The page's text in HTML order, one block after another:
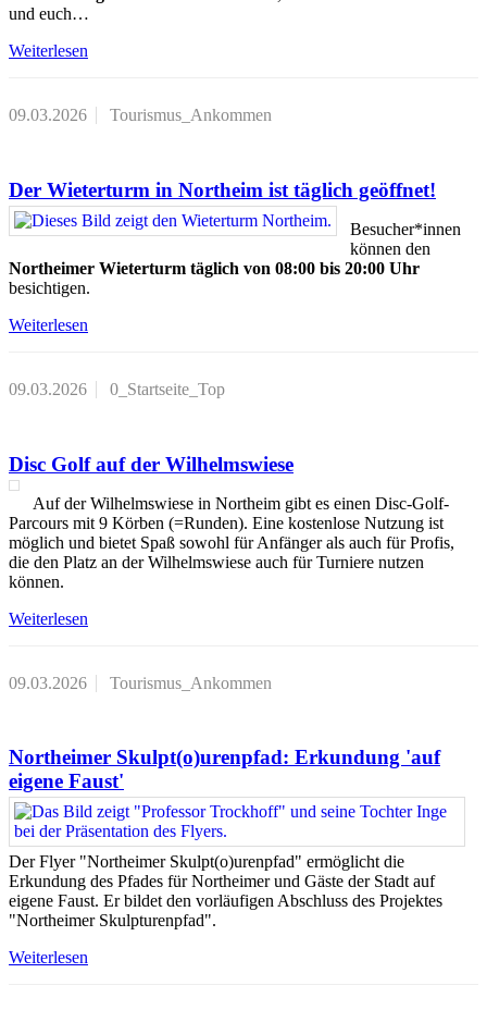
und euch…
Weiterlesen
09.03.2026 Tourismus_Ankommen
Der Wieterturm in Northeim ist täglich geöffnet!
Besucher*innen
können den
Northeimer Wieterturm täglich von 08:00 bis 20:00 Uhr
besichtigen.
Weiterlesen
09.03.2026 0_Startseite_Top
Disc Golf auf der Wilhelmswiese
Auf der Wilhelmswiese in Northeim gibt es einen Disc-Golf-
Parcours mit 9 Körben (=Runden). Eine kostenlose Nutzung ist
möglich und bietet Spaß sowohl für Anfänger als auch für Profis,
die den Platz an der Wilhelmswiese auch für Turniere nutzen
können.
Weiterlesen
09.03.2026 Tourismus_Ankommen
Northeimer Skulpt(o)urenpfad: Erkundung 'auf
eigene Faust'
Der Flyer "Northeimer Skulpt(o)urenpfad" ermöglicht die
Erkundung des Pfades für Northeimer und Gäste der Stadt auf
eigene Faust. Er bildet den vorläufigen Abschluss des Projektes
"Northeimer Skulpturenpfad".
Weiterlesen